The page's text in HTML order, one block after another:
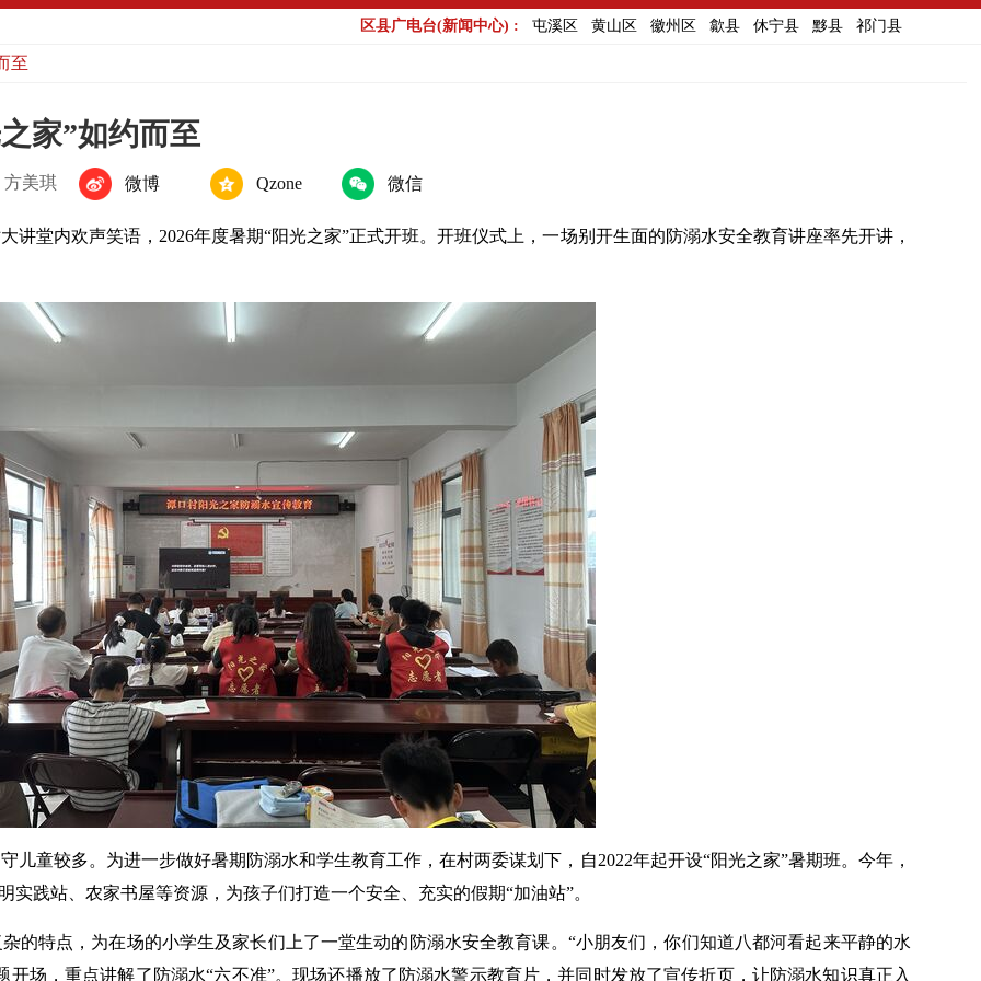
区县广电台(新闻中心) : 屯溪区 黄山区 徽州区 歙县 休宁县 黟县 祁门县
至
家”如约而至
方美琪 微博 Qzone 微信
讲堂内欢声笑语， 2026年度暑期“阳光之家”正式开班。开班仪式上，一场别开生面的防溺水安全教育讲座率先开讲，
儿童较多。为进一步做好暑期防溺水和学生教育工作，在村两委谋划下，自2022年起开设“阳光之家”暑期班。今年，
践站、农家书屋等资源，为孩子们打造一个安全、充实的假期“加油站”。
的特点，为在场的小学生及家长们上了一堂生动的防溺水安全教育课。“小朋友们，你们知道八都河看起来平静的水
场，重点讲解了防溺水“六不准”。现场还播放了防溺水警示教育片，并同时发放了宣传折页，让防溺水知识真正入